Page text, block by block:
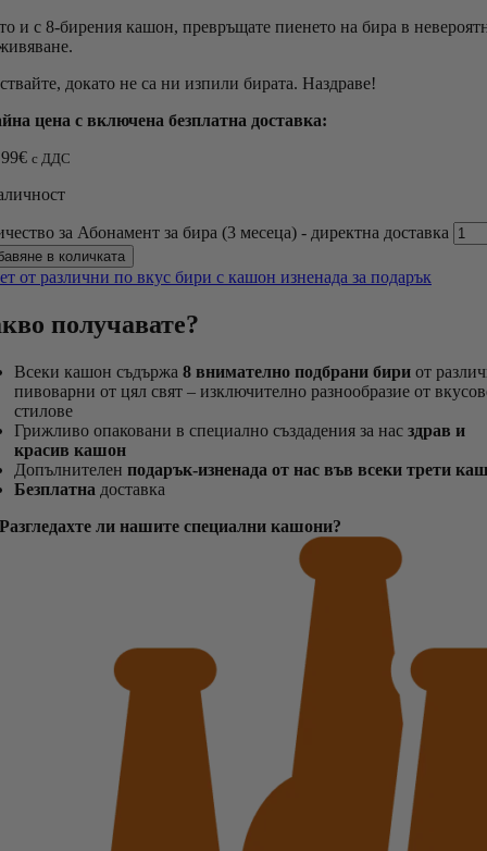
и с 8-бирения кашон, превръщате пиенето на бира в
докато не са ни изпили бирата. Наздраве!
цена с включена безплатна доставка:
€ с ДДС
за Абонамент за бира (3 месеца) - директна доставка
в количката
получавате?
Всеки кашон съдържа 8 внимателно подбрани бири от
пивоварни от цял свят – изключително разнообразие от
стилове
Грижливо опаковани в специално създадения за нас здрав и
красив кашон
Допълнителен подарък-изненада от нас във всеки трети
Безплатна доставка
Разгледахте ли нашите специални кашони?